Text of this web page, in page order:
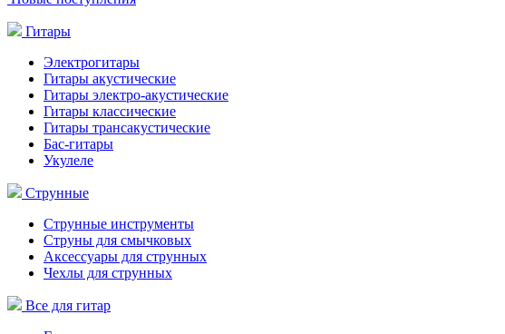
Гитары
Электрогитары
Гитары акустические
Гитары электро-акустические
Гитары классические
Гитары трансакустические
Бас-гитары
Укулеле
Струнные
Струнные инструменты
Струны для смычковых
Аксессуары для струнных
Чехлы для струнных
Все для гитар